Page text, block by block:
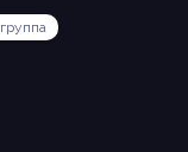
группа